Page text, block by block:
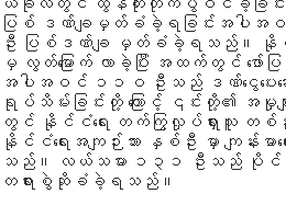
ယခုလတွင် ထွန်တုံးတိုက်ပွဲဝင်ခဲ့ခြင်း
ပြစ် ဒဏ်ချမှတ်ခံခဲ့ရခြင်းအပါအ
ဦး ပြစ်ဒဏ်ချ မှတ်ခံခဲ့ရသည်။ နိုင်ငံရေး
မှ လွတ်မြောက် လာခဲ့ပြီး အထက်တွင် ဖော်ပြခဲ့
အပါအဝင် ၁၁ဝ ဦးသည် ဒဏ်ငွေပေး
ရုပ်သိမ်းခြင်းတို့ ကြောင့် ၎င်းတို့၏ အမှု
တွင် နိုင်ငံရေး တက်ကြွလှုပ်ရှားသူ တစ်ဦ
နိုင်ငံရေးအကျဉ်းသား နှစ်ဦး မှာ ကျန်းမာရ
သည်။ လယ်သမား ၁၃၁ ဦးသည် ပိုင်
တရားစွဲဆိုခံခဲ့ရသည်။